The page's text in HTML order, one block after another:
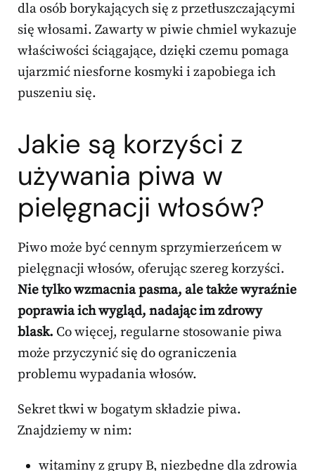
dla osób borykających się z przetłuszczającymi
się włosami. Zawarty w piwie chmiel wykazuje
właściwości ściągające, dzięki czemu pomaga
ujarzmić niesforne kosmyki i zapobiega ich
puszeniu się.
Jakie są korzyści z
używania piwa w
pielęgnacji włosów?
Piwo może być cennym sprzymierzeńcem w
pielęgnacji włosów, oferując szereg korzyści.
Nie tylko wzmacnia pasma, ale także wyraźnie
poprawia ich wygląd, nadając im zdrowy
blask. Co więcej, regularne stosowanie piwa
może przyczynić się do ograniczenia
problemu wypadania włosów.
Sekret tkwi w bogatym składzie piwa.
Znajdziemy w nim:
witaminy z grupy B, niezbędne dla zdrowia